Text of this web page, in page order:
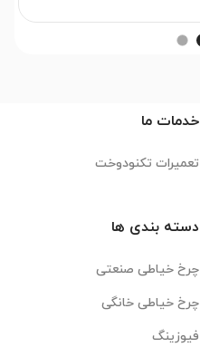
خدمات ما
تعمیرات تکنودوخت
دسته بندی ها
چرخ خیاطی صنعتی
چرخ خیاطی خانگی
فیوزینگ